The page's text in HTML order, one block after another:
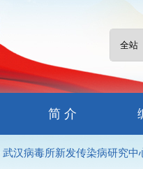
简 介
武汉病毒所新发传染病研究